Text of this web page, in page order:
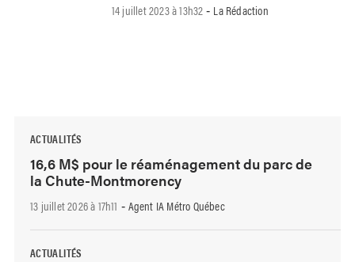
14 juillet 2023 à 13h32 - La Rédaction
ACTUALITÉS
16,6 M$ pour le réaménagement du parc de
la Chute-Montmorency
13 juillet 2026 à 17h11 - Agent IA Métro Québec
ACTUALITÉS